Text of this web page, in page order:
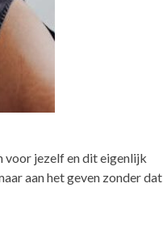
voor jezelf en dit eigenlijk
aan het geven zonder dat